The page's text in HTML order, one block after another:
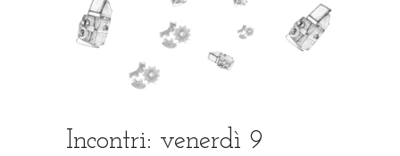
Incontri: venerdì 9